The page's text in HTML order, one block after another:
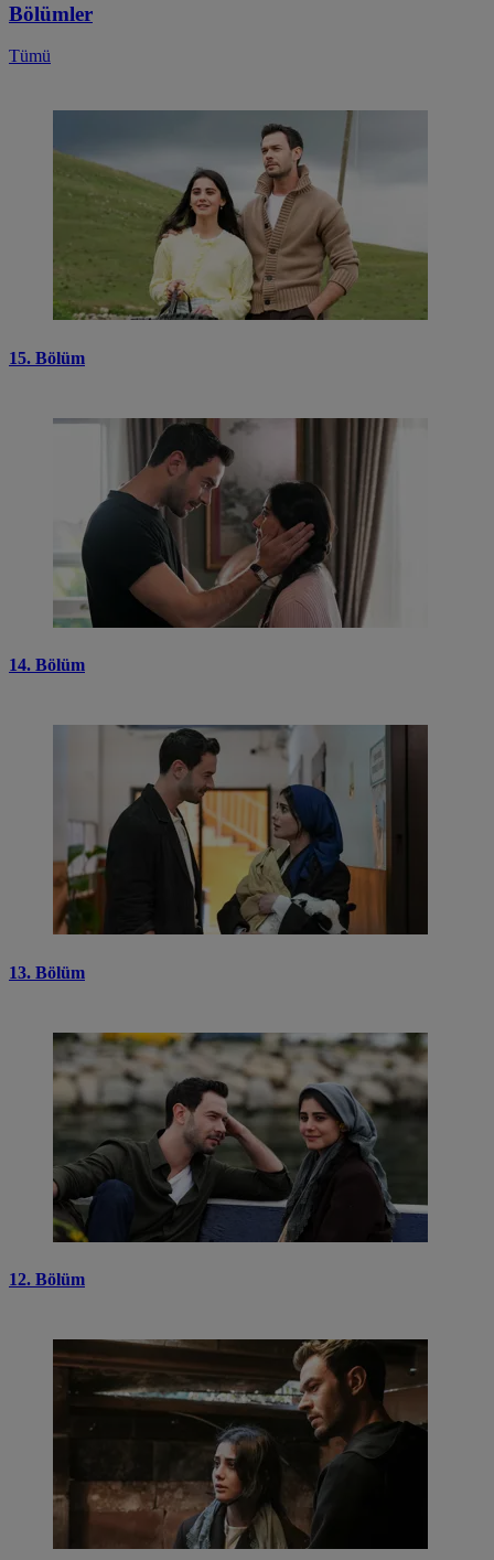
Bölümler
Tümü
15. Bölüm
14. Bölüm
13. Bölüm
12. Bölüm